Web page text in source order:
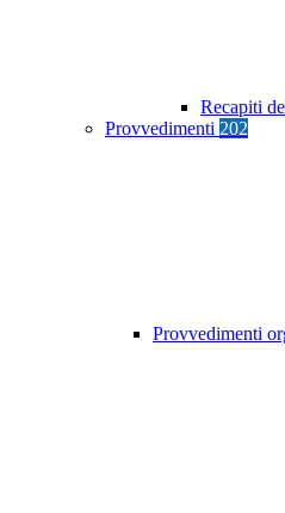
Recapiti
Provvedimenti 202
Provvedimenti